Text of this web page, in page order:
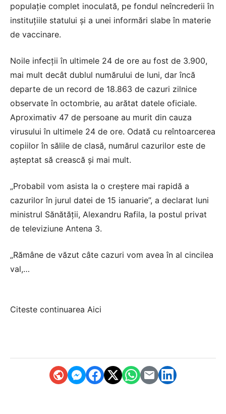
populație complet inoculată, pe fondul neîncrederii în
instituțiile statului și a unei informări slabe în materie
de vaccinare.
Noile infecții în ultimele 24 de ore au fost de 3.900,
mai mult decât dublul numărului de luni, dar încă
departe de un record de 18.863 de cazuri zilnice
observate în octombrie, au arătat datele oficiale.
Aproximativ 47 de persoane au murit din cauza
virusului în ultimele 24 de ore. Odată cu reîntoarcerea
copiilor în sălile de clasă, numărul cazurilor este de
așteptat să crească și mai mult.
„Probabil vom asista la o creștere mai rapidă a
cazurilor în jurul datei de 15 ianuarie”, a declarat luni
ministrul Sănătății, Alexandru Rafila, la postul privat
de televiziune Antena 3.
„Rămâne de văzut câte cazuri vom avea în al cincilea
val,…
Citeste continuarea Aici